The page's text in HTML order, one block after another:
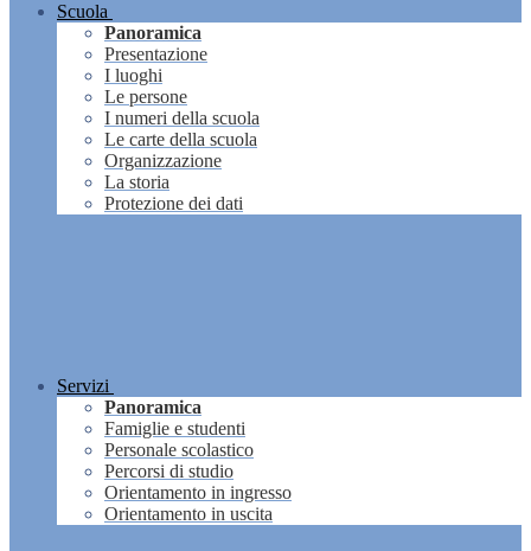
Scuola
Panoramica
Presentazione
I luoghi
Le persone
I numeri della scuola
Le carte della scuola
Organizzazione
La storia
Protezione dei dati
Servizi
Panoramica
Famiglie e studenti
Personale scolastico
Percorsi di studio
Orientamento in ingresso
Orientamento in uscita